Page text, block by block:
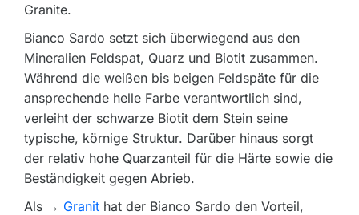
Granite.
Bianco Sardo setzt sich überwiegend aus den
Mineralien Feldspat, Quarz und Biotit zusammen.
Während die weißen bis beigen Feldspäte für die
ansprechende helle Farbe verantwortlich sind,
verleiht der schwarze Biotit dem Stein seine
typische, körnige Struktur. Darüber hinaus sorgt
der relativ hohe Quarzanteil für die Härte sowie die
Beständigkeit gegen Abrieb.
Als → Granit hat der Bianco Sardo den Vorteil,